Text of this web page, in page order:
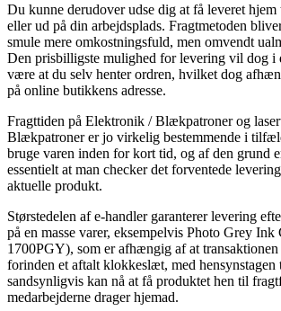
Du kunne derudover udse dig at få leveret
eller ud på din arbejdsplads. Fragtmetoden
smule mere omkostningsfuld, men omvendt
Den prisbilligste mulighed for levering vil dog i
være at du selv henter ordren, hvilket dog
på online butikkens adresse.
Fragttiden på Elektronik / Blækpatroner og
Blækpatroner er jo virkelig bestemmende i
bruge varen inden for kort tid, og af den grund
essentielt at man checker det forventede
aktuelle produkt.
Størstedelen af e-handler garanterer levering
på en masse varer, eksempelvis Photo Grey
1700PGY), som er afhængig af at transaktionen
forinden et aftalt klokkeslæt, med hensynstagen
sandsynligvis kan nå at få produktet hen til
medarbejderne drager hjemad.